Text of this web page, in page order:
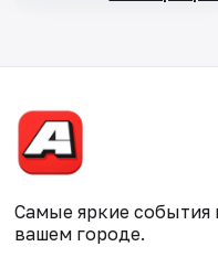
Самые яркие события
вашем городе.